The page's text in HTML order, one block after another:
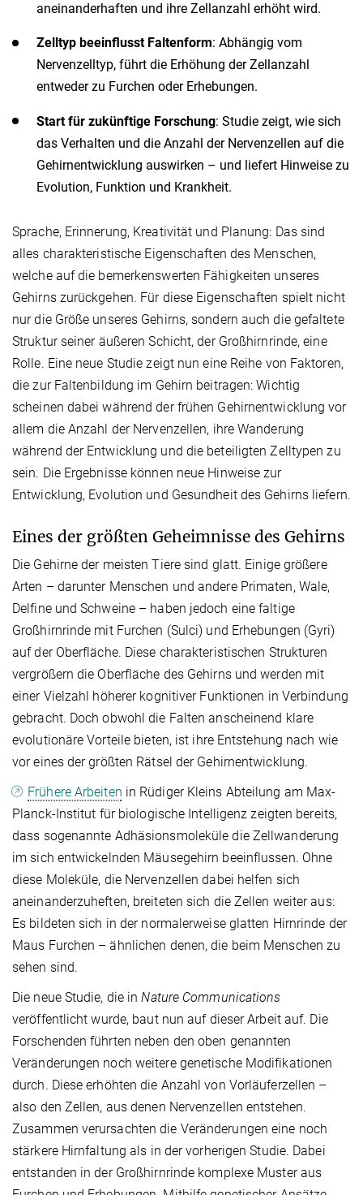
aneinanderhaften und ihre Zellanzahl erhöht wird.
Zelltyp beeinflusst Faltenform: Abhängig vom
Nervenzelltyp, führt die Erhöhung der Zellanzahl
entweder zu Furchen oder Erhebungen.
Start für zukünftige Forschung: Studie zeigt, wie sich
das Verhalten und die Anzahl der Nervenzellen auf die
Gehirnentwicklung auswirken – und liefert Hinweise zu
Evolution, Funktion und Krankheit.
Sprache, Erinnerung, Kreativität und Planung: Das sind
alles charakteristische Eigenschaften des Menschen,
welche auf die bemerkenswerten Fähigkeiten unseres
Gehirns zurückgehen. Für diese Eigenschaften spielt nicht
nur die Größe unseres Gehirns, sondern auch die gefaltete
Struktur seiner äußeren Schicht, der Großhirnrinde, eine
Rolle. Eine neue Studie zeigt nun eine Reihe von Faktoren,
die zur Faltenbildung im Gehirn beitragen: Wichtig
scheinen dabei während der frühen Gehirnentwicklung vor
allem die Anzahl der Nervenzellen, ihre Wanderung
während der Entwicklung und die beteiligten Zelltypen zu
sein. Die Ergebnisse können neue Hinweise zur
Entwicklung, Evolution und Gesundheit des Gehirns liefern.
Eines der größten Geheimnisse des Gehirns
Die Gehirne der meisten Tiere sind glatt. Einige größere
Arten – darunter Menschen und andere Primaten, Wale,
Delfine und Schweine – haben jedoch eine faltige
Großhirnrinde mit Furchen (Sulci) und Erhebungen (Gyri)
auf der Oberfläche. Diese charakteristischen Strukturen
vergrößern die Oberfläche des Gehirns und werden mit
einer Vielzahl höherer kognitiver Funktionen in Verbindung
gebracht. Doch obwohl die Falten anscheinend klare
evolutionäre Vorteile bieten, ist ihre Entstehung nach wie
vor eines der größten Rätsel der Gehirnentwicklung.
Frühere Arbeiten in Rüdiger Kleins Abteilung am Max-
Planck-Institut für biologische Intelligenz zeigten bereits,
dass sogenannte Adhäsionsmoleküle die Zellwanderung
im sich entwickelnden Mäusegehirn beeinflussen. Ohne
diese Moleküle, die Nervenzellen dabei helfen sich
aneinanderzuheften, breiteten sich die Zellen weiter aus:
Es bildeten sich in der normalerweise glatten Hirnrinde der
Maus Furchen – ähnlichen denen, die beim Menschen zu
sehen sind.
Die neue Studie, die inNature Communications
veröffentlicht wurde, baut nun auf dieser Arbeit auf. Die
Forschenden führten neben den oben genannten
Veränderungen noch weitere genetische Modifikationen
durch. Diese erhöhten die Anzahl von Vorläuferzellen –
also den Zellen, aus denen Nervenzellen entstehen.
Zusammen verursachten die Veränderungen eine noch
stärkere Hirnfaltung als in der vorherigen Studie. Dabei
entstanden in der Großhirnrinde komplexe Muster aus